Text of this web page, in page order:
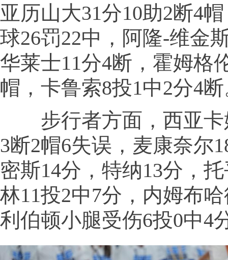
亚历山大31分10助2断4
球26罚22中，阿隆-维金
华莱士11分4断，霍姆格
帽，卡鲁索8投1中2分4
步行者方面，西亚卡
3断2帽6失误，麦康奈尔
密斯14分，特纳13分，
林11投2中7分，内姆布
利伯顿小腿受伤6投0中4